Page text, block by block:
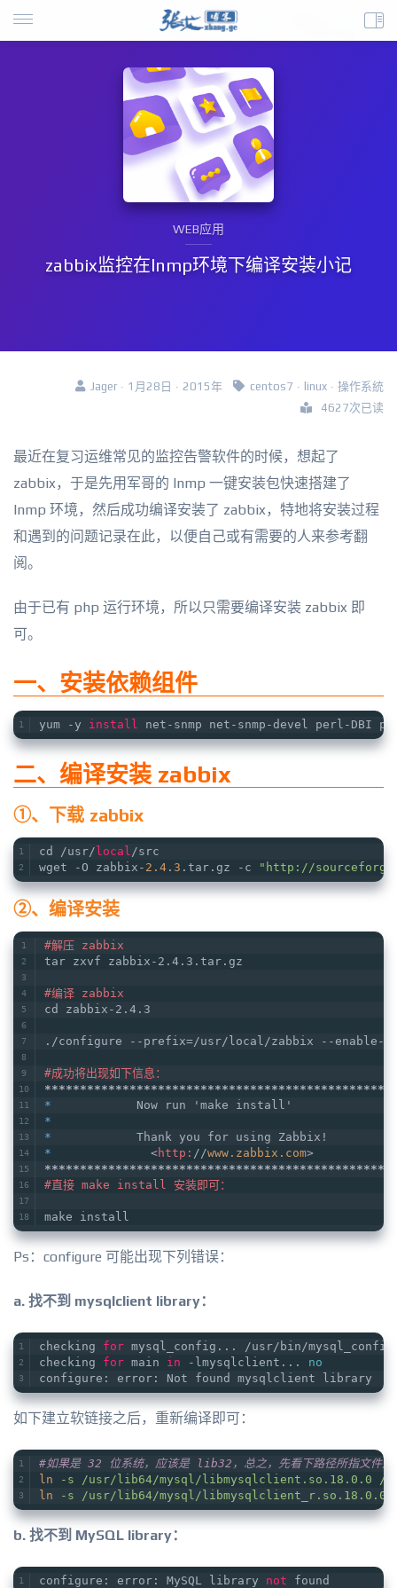
WEB应用
zabbix监控在lnmp环境下编译安装小记
Jager · 1月28日 · 2015年 centos7 · linux · 操作系統
4627次已读
最近在复习运维常见的监控告警软件的时候，想起了
zabbix，于是先用军哥的 lnmp 一键安装包快速搭建了
lnmp 环境，然后成功编译安装了 zabbix，特地将安装过程
和遇到的问题记录在此，以便自己或有需要的人来参考翻
阅。
由于已有 php 运行环境，所以只需要编译安装 zabbix 即
可。
一、安装依赖组件
yum -y install net-snmp net-snmp-devel perl-DBI
二、编译安装 zabbix
①、下载 zabbix
cd /usr/local /src
wget -O zabbix- 2.4 . 3 .tar.gz -c "http://
②、编译安装
#解压 zabbix
tar zxvf zabbix-2.4.3.tar.gz
#编译 zabbix
cd zabbix-2.4.3
./configure --prefix=/usr/local/zabbix --enable-
#成功将出现如下信息：
*********************************************
* Now run 'make install'
* Thank you for using Zabbix!
* <http: //www.zabbix.com>
*********************************************
#直接 make install 安装即可：
make install
Ps：configure 可能出现下列错误：
a. 找不到 mysqlclient library：
checking for mysql_config... /usr/bin/mysql_config
checking for main in -lmysqlclient... no
configure: error: Not found mysqlclient library
如下建立软链接之后，重新编译即可：
#如果是 32 位系统，应该是 lib32，总之，先看下路径所指文件是
ln
-s /usr/lib64/mysql/libmysqlclient.so.18.0.0 /
ln
-s /usr/lib64/mysql/libmysqlclient_r.so.18.0.0
b. 找不到 MySQL library：
configure: error: MySQL library not found